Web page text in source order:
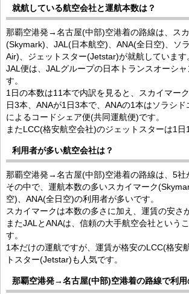
就航している航空会社と運航本数は？
那覇空港発→名古屋(中部)空港着の路線は、ス
(Skymark)、JAL(日本航空)、ANA(全日空)、ソ
Air)、ジェットスター(Jetstar)が就航しています
JAL便は、JALグループの日本トランスオーシ
す。
1日の本数は11本で内訳を見ると、スカイマー
日3本、ANAが1日3本で、ANAの1本はソラシド
によるコードシェア便(共同運航便)です。
またLCC(格安航空会社)のジェットスターは1日
利用者が多い航空会社は？
那覇空港発→名古屋(中部)空港着の路線は、5社
その中で、運航本数の多いスカイマーク
空)、ANA(全日空)の利用者が多いです。
スカイマークは本数の多さに加え、運賃の安さ
またJALとANAは、信頼の大手航空会社という
す。
1本だけの運航ですが、運賃が格安のLCC(格安
トスター(Jetstar)も人気です。
那覇空港発→名古屋(中部)空港着の路線で利用